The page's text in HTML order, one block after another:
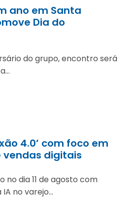
ano em Santa
Dia do
do grupo, encontro será
4.0’ com foco em
vendas digitais
no dia 11 de agosto com
no varejo...